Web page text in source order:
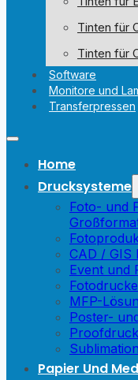
Tinten für
Tinten für
Software
Monitore und
Transferpressen
Home
Drucksysteme
Foto- und
CAD / GIS
Event und
MFP-
Poster-
Papier Und